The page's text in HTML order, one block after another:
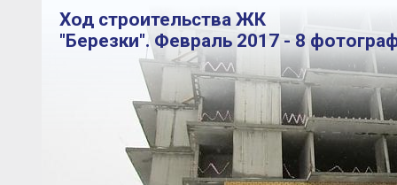
Ход строительства ЖК
"Березки". Февраль 2017 - 8